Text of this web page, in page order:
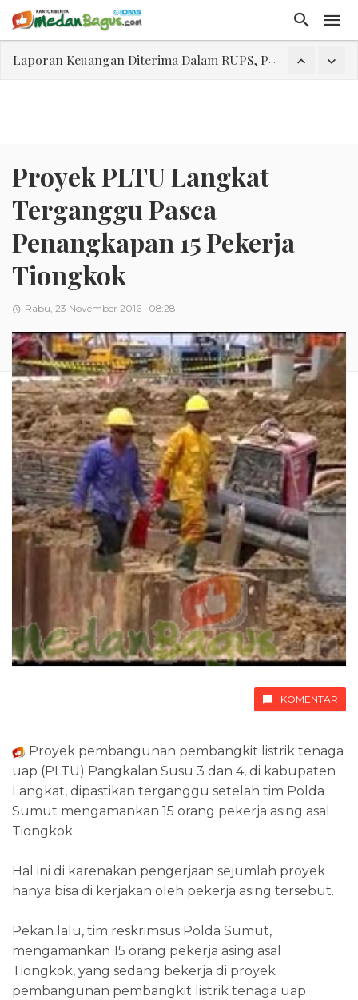
Laporan Keuangan Diterima Dalam RUPS, Pelaporan Hingga Penahanan Mantan Direktur PT GKS Dinilai Rancu
Program Pengabdian Talenta USU Laksanakan Pendampingan Penyusunan Menu Bergizi Seimbang dan Food Handler pada SPPG Beringin Tembung 2
Proyek PLTU Langkat
Terganggu Pasca
Penangkapan 15 Pekerja
Tiongkok
Rabu, 23 November 2016 | 08:28
KOMENTAR
Proyek pembangunan pembangkit listrik tenaga
uap (PLTU) Pangkalan Susu 3 dan 4, di kabupaten
Langkat, dipastikan terganggu setelah tim Polda
Sumut mengamankan 15 orang pekerja asing asal
Tiongkok.
Hal ini di karenakan pengerjaan sejumlah proyek
hanya bisa di kerjakan oleh pekerja asing tersebut.
Pekan lalu, tim reskrimsus Polda Sumut,
mengamankan 15 orang pekerja asing asal
Tiongkok, yang sedang bekerja di proyek
pembangunan pembangkit listrik tenaga uap